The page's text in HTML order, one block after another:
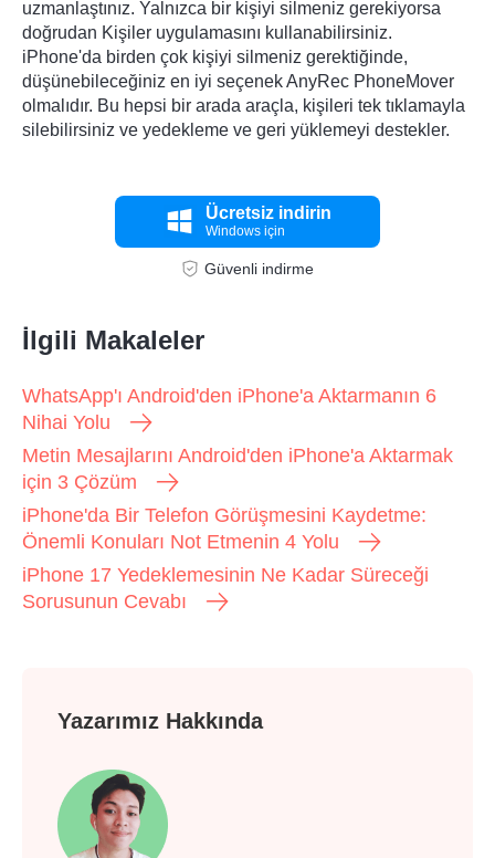
uzmanlaştınız. Yalnızca bir kişiyi silmeniz gerekiyorsa
doğrudan Kişiler uygulamasını kullanabilirsiniz.
iPhone'da birden çok kişiyi silmeniz gerektiğinde,
düşünebileceğiniz en iyi seçenek AnyRec PhoneMover
olmalıdır. Bu hepsi bir arada araçla, kişileri tek tıklamayla
silebilirsiniz ve yedekleme ve geri yüklemeyi destekler.
Ücretsiz indirin
Windows için
Güvenli indirme
İlgili Makaleler
WhatsApp'ı Android'den iPhone'a Aktarmanın 6
Nihai Yolu
Metin Mesajlarını Android'den iPhone'a Aktarmak
için 3 Çözüm
iPhone'da Bir Telefon Görüşmesini Kaydetme:
Önemli Konuları Not Etmenin 4 Yolu
iPhone 17 Yedeklemesinin Ne Kadar Süreceği
Sorusunun Cevabı
Yazarımız Hakkında